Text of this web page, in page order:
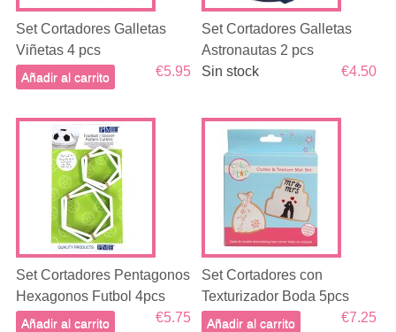
Set Cortadores Galletas
Viñetas 4 pcs
€5.95
Añadir al carrito
Set Cortadores Galletas
Astronautas 2 pcs
€4.50
Sin stock
Set Cortadores Pentagonos
Hexagonos Futbol 4pcs
€5.75
Añadir al carrito
Set Cortadores con
Texturizador Boda 5pcs
€7.25
Añadir al carrito